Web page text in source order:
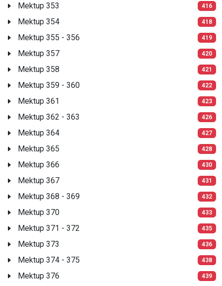
Mektup 353 416
Mektup 354 418
Mektup 355 - 356 419
Mektup 357 420
Mektup 358 421
Mektup 359 - 360 422
Mektup 361 423
Mektup 362 - 363 426
Mektup 364 427
Mektup 365 428
Mektup 366 430
Mektup 367 431
Mektup 368 - 369 432
Mektup 370 433
Mektup 371 - 372 435
Mektup 373 436
Mektup 374 - 375 438
Mektup 376 439